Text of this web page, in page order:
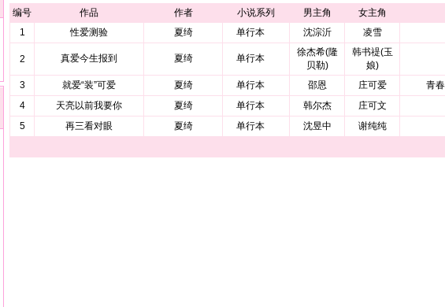
编号 作品 作者 小说系列 男主角 女主角
1
性爱测验 夏绮 单行本 沈淙沂 凌雪
2 真爱今生报到 夏绮 单行本
徐杰希(隆
贝勒)
韩书禔(玉
娘)
3 就爱“装”可爱 夏绮 单行本 邵恩 庄可爱
青
4
天亮以前我要你 夏绮 单行本 韩尔杰 庄可文
5
再三看对眼 夏绮 单行本 沈昱中 谢纯纯